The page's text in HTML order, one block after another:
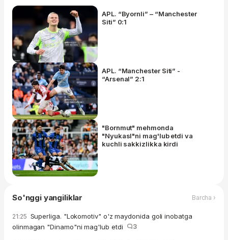
APL. “Byornli” – “Manchester
Siti” 0:1
APL. “Manchester Siti” -
“Arsenal” 2:1
"Bornmut" mehmonda
"Nyukasl"ni mag'lub etdi va
kuchli sakkizlikka kirdi
So'nggi yangiliklar Barcha ›
21:25 Superliga. "Lokomotiv" o'z maydonida goli inobatga
olinmagan "Dinamo"ni mag'lub etdi
3